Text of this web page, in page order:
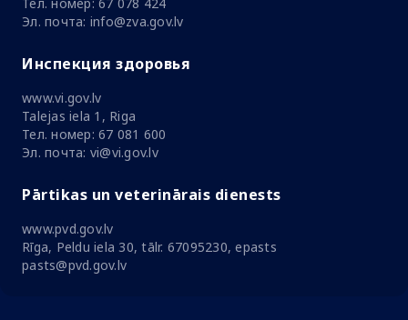
Эл. почта: info@zva.gov.lv
Инспекция здоровья
www.vi.gov.lv
Talejas iela 1, Riga
Тел. номер: 67 081 600
Эл. почта: vi@vi.gov.lv
Pārtikas un veterinārais dienests
www.pvd.gov.lv
Rīga, Peldu iela 30, tālr. 67095230, epasts
pasts@pvd.gov.lv